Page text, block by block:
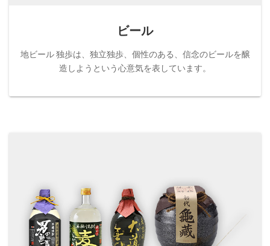
ビール
地ビール 独歩は、独立独歩、個性のある、信念のビールを醸
造しようという心意気を表しています。